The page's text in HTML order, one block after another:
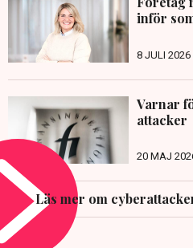
inför
8 JULI 2026
Varnar
attacker
20 MAJ
Läs mer om